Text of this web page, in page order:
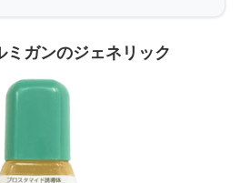
ミガンのジェネリック